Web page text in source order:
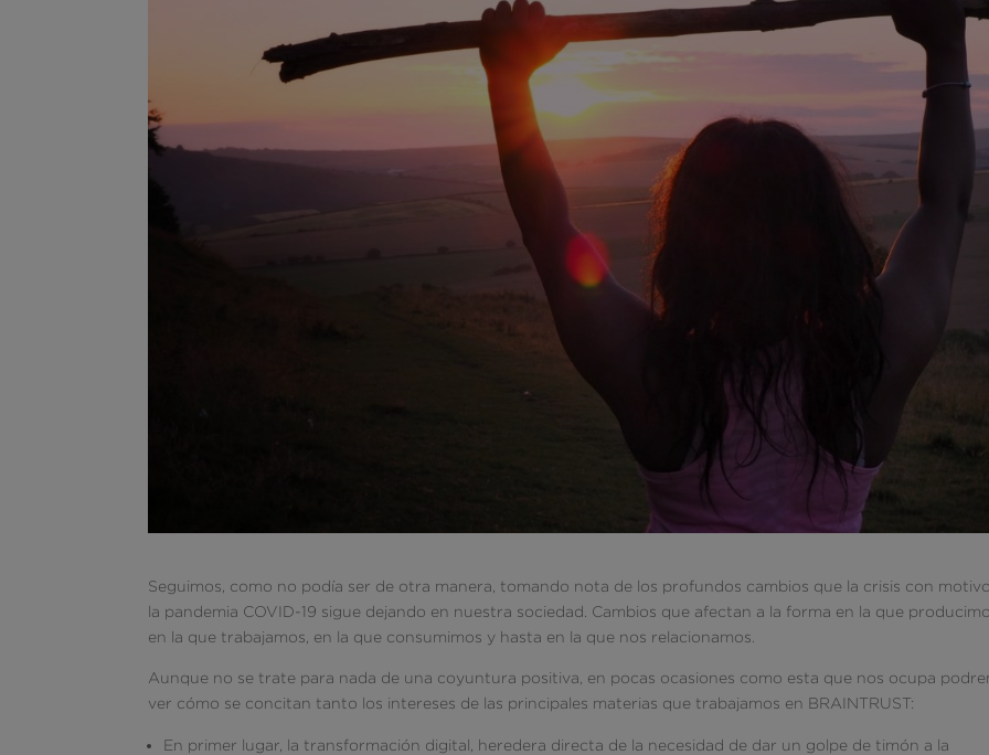
Seguimos, como no podía ser de otra manera, tomando nota de los profundos cambios que la crisis con
la pandemia COVID-19 sigue dejando en nuestra sociedad. Cambios que afectan a la forma en la que
en la que trabajamos, en la que consumimos y hasta en la que nos relacionamos.
Aunque no se trate para nada de una coyuntura positiva, en pocas ocasiones como esta que nos ocupa
ver cómo se concitan tanto los intereses de las principales materias que trabajamos en BRAINTRUST:
En primer lugar, la transformación digital, heredera directa de la necesidad de dar un golpe de timón a la